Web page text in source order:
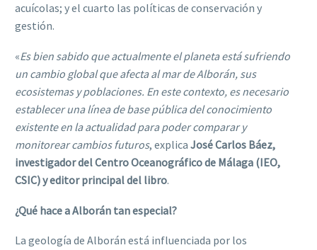
acuícolas; y el cuarto las políticas de conservación y
gestión.
«Es bien sabido que actualmente el planeta está sufriendo
un cambio global que afecta al mar de Alborán, sus
ecosistemas y poblaciones. En este contexto, es necesario
establecer una línea de base pública del conocimiento
existente en la actualidad para poder comparar y
monitorear cambios futuros, explica José Carlos Báez,
investigador del Centro Oceanográfico de Málaga (IEO,
CSIC) y editor principal del libro.
¿Qué hace a Alborán tan especial?
La geología de Alborán está influenciada por los